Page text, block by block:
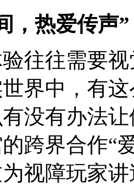
，热爱传声”
往往需要
界中，有
没有办法
跨界合作“
视障玩家